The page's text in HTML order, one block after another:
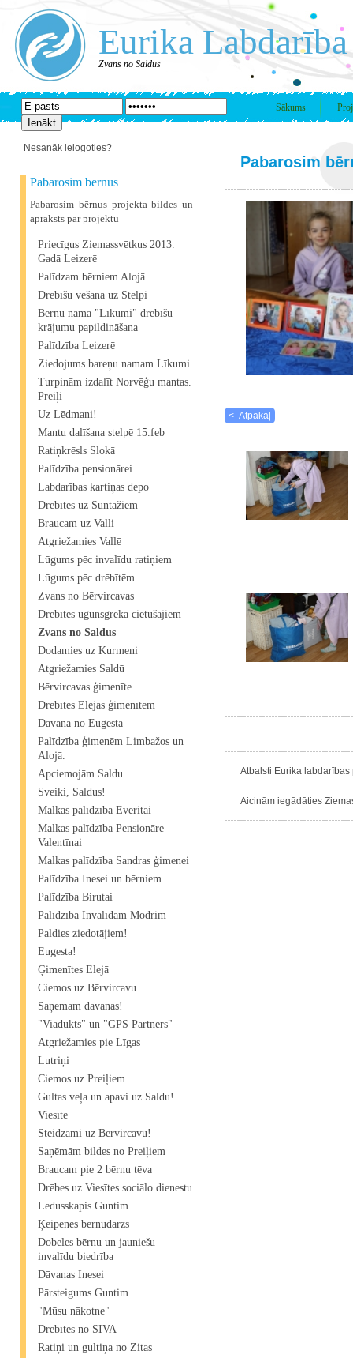
Eurika Labdarība
Zvans no Saldus
Sākums
Nesanāk ielogoties?
Pabarosim bērnus
Pabarosim bērnus projekta bildes un
apraksts par projektu
Priecīgus Ziemassvētkus 2013.
Gadā Leizerē
Palīdzam bērniem Alojā
Drēbīšu vešana uz Stelpi
Bērnu nama "Līkumi" drēbīšu
krājumu papildināšana
Palīdzība Leizerē
Ziedojums bareņu namam Līkumi
Turpinām izdalīt Norvēģu mantas.
Preiļi
Uz Lēdmani!
Mantu dalīšana stelpē 15.feb
Ratiņkrēsls Slokā
Palīdzība pensionārei
Labdarības kartiņas depo
Drēbītes uz Suntažiem
Braucam uz Valli
Atgriežamies Vallē
Lūgums pēc invalīdu ratiņiem
Lūgums pēc drēbītēm
Zvans no Bērvircavas
Drēbītes ugunsgrēkā cietušajiem
Zvans no Saldus
Dodamies uz Kurmeni
Atgriežamies Saldū
Bērvircavas ģimenīte
Drēbītes Elejas ģimenītēm
Dāvana no Eugesta
Palīdzība ģimenēm Limbažos un
Alojā.
Apciemojām Saldu
Sveiki, Saldus!
Malkas palīdzība Everitai
Malkas palīdzība Pensionāre
Valentīnai
Malkas palīdzība Sandras ģimenei
Palīdzība Inesei un bērniem
Palīdzība Birutai
Palīdzība Invalīdam Modrim
Paldies ziedotājiem!
Eugesta!
Ģimenītes Elejā
Ciemos uz Bērvircavu
Saņēmām dāvanas!
"Viadukts" un "GPS Partners"
Atgriežamies pie Līgas
Lutriņi
Ciemos uz Preiļiem
Gultas veļa un apavi uz Saldu!
Viesīte
Steidzami uz Bērvircavu!
Saņēmām bildes no Preiļiem
Braucam pie 2 bērnu tēva
Drēbes uz Viesītes sociālo dienestu
Ledusskapis Guntim
Ķeipenes bērnudārzs
Dobeles bērnu un jauniešu
invalīdu biedrība
Dāvanas Inesei
Pārsteigums Guntim
"Mūsu nākotne"
Drēbītes no SIVA
Ratiņi un gultiņa no Zitas
Pabarosim
<- Atpakaļ
Atbalsti Eurika
Aicinām iegādāties